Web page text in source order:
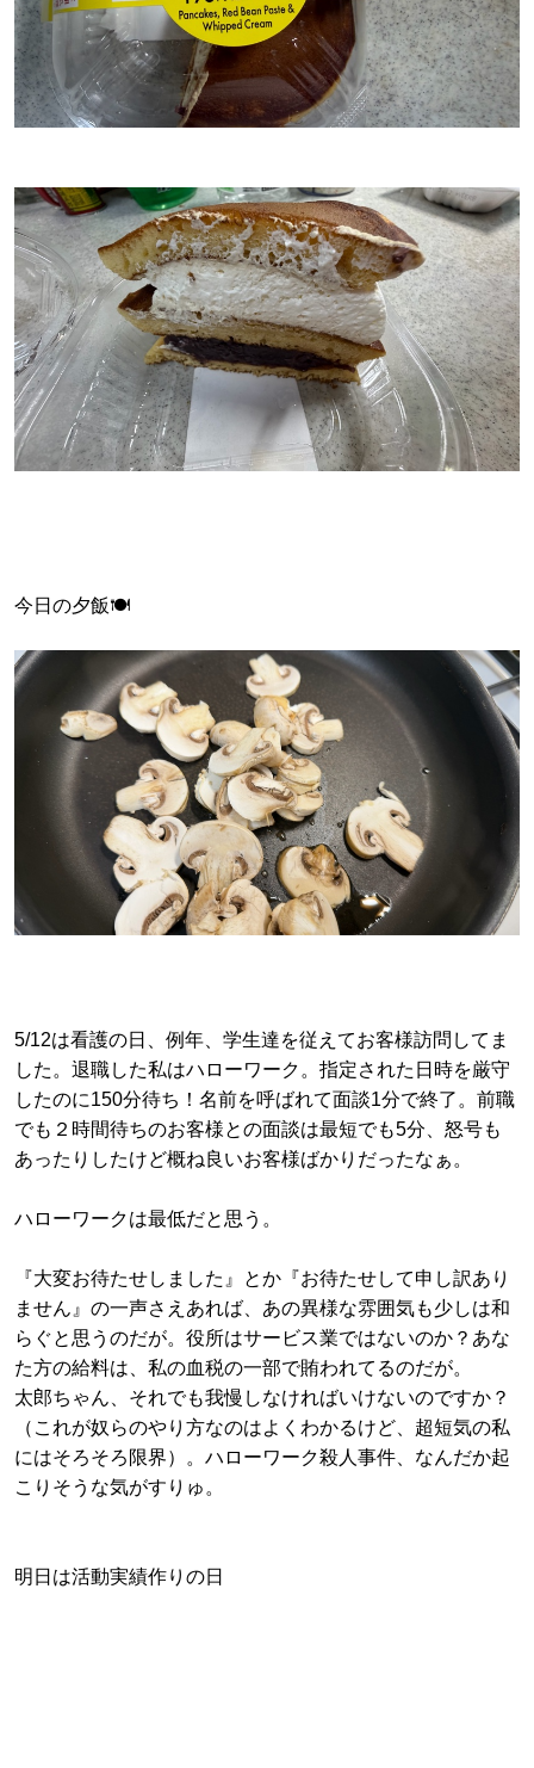
今日の夕飯🍽️
5/12は看護の日、例年、学生達を従えてお客様訪問してま
した。退職した私はハローワーク。指定された日時を厳守
したのに150分待ち！名前を呼ばれて面談1分で終了。前職
でも２時間待ちのお客様との面談は最短でも5分、怒号も
あったりしたけど概ね良いお客様ばかりだったなぁ。
ハローワークは最低だと思う。
『大変お待たせしました』とか『お待たせして申し訳あり
ません』の一声さえあれば、あの異様な雰囲気も少しは和
らぐと思うのだが。役所はサービス業ではないのか？あな
た方の給料は、私の血税の一部で賄われてるのだが。
太郎ちゃん、それでも我慢しなければいけないのですか？
（これが奴らのやり方なのはよくわかるけど、超短気の私
にはそろそろ限界）。ハローワーク殺人事件、なんだか起
こりそうな気がすりゅ。
明日は活動実績作りの日